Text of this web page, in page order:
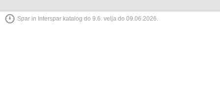
Spar in Interspar katalog do 9.6. velja do 09.06.2026.